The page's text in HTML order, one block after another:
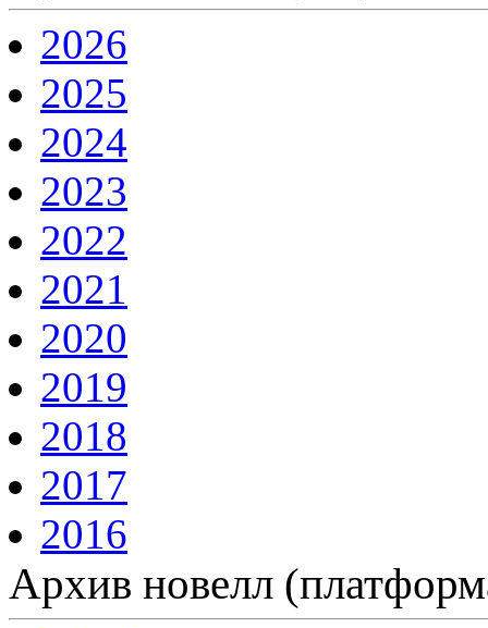
2026
2025
2024
2023
2022
2021
2020
2019
2018
2017
2016
Архив новелл